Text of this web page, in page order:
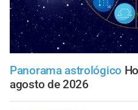
Panorama astrológico
agosto de 2026